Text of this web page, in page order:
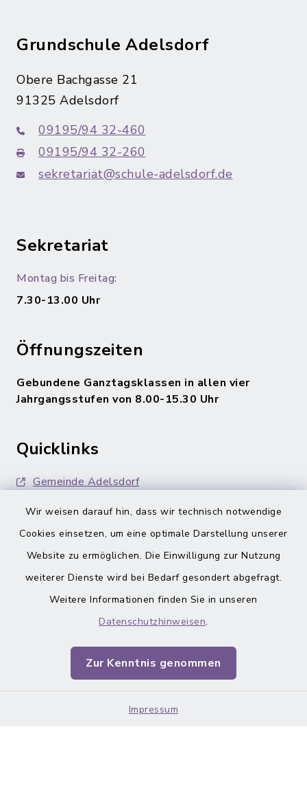
Wir weisen darauf hin, dass wir technisch notwendige
Cookies einsetzen, um eine optimale Darstellung unserer
Website zu ermöglichen. Die Einwilligung zur Nutzung
weiterer Dienste wird bei Bedarf gesondert abgefragt.
Weitere Informationen finden Sie in unseren
Datenschutzhinweisen.
Zur Kenntnis genommen
Impressum
Grundschule Adelsdorf
Obere Bachgasse 21
91325 Adelsdorf
09195/94 32-460
09195/94 32-260
sekretariat@schule-adelsdorf.de
Sekretariat
Montag bis Freitag:
7.30-13.00 Uhr
Öffnungszeiten
Gebundene Ganztagsklassen in allen vier
Jahrgangsstufen von 8.00-15.30 Uhr
Quicklinks
Gemeinde Adelsdorf
inixmedia
Barrierefreiheit
Datenschutz
Impressum